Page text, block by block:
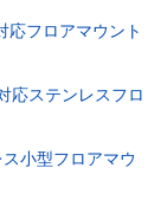
応フロアマウント
応ステンレスフロ
小型フロアマウ